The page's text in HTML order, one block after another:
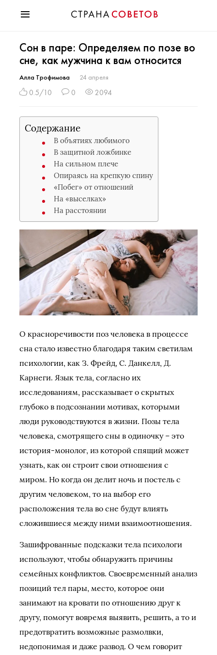
Мода
Звезды
Гороскопы
Здоровье
Хобби
Разное
Праздники
Сон в паре: Определяем по позе во
сне, как мужчина к вам относится
Алла Трофимова 24 апреля
0.5/10 0 2094
Содержание
В объятиях любимого
В защитной ложбинке
На сильном плече
Опираясь на крепкую спину
«Побег» от отношений
На «выселках»
На расстоянии
О красноречивости поз человека в процессе
сна стало известно благодаря таким светилам
психологии, как З. Фрейд, С. Данкелл, Д.
Карнеги. Язык тела, согласно их
исследованиям, рассказывает о скрытых
глубоко в подсознании мотивах, которыми
люди руководствуются в жизни. Позы тела
человека, смотрящего сны в одиночку – это
история-монолог, из которой спящий может
узнать, как он строит свои отношения с
миром. Но когда он делит ночь и постель с
другим человеком, то на выбор его
расположения тела во сне будут влиять
сложившиеся между ними взаимоотношения.
Зашифрованные подсказки тела психологи
используют, чтобы обнаружить причины
семейных конфликтов. Своевременный анализ
позиций тел пары, место, которое они
занимают на кровати по отношению друг к
другу, помогут вовремя выявить, решить, а то и
предотвратить возможные размолвки,
недопонимая и даже развод. О чем говорит